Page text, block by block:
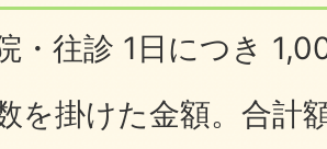
・往診 1日につき
を掛けた金額。合計